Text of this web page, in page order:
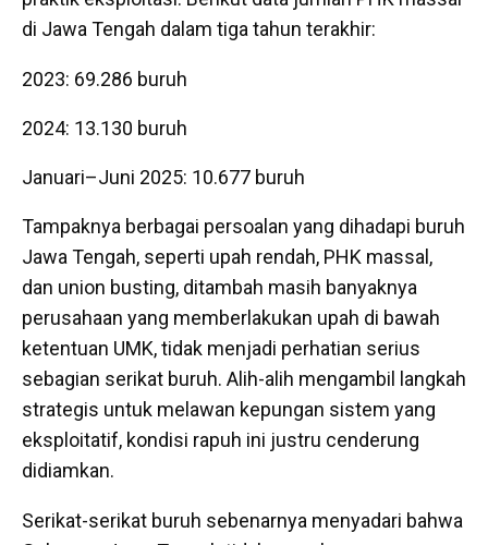
di Jawa Tengah dalam tiga tahun terakhir:
2023: 69.286 buruh
2024: 13.130 buruh
Januari–Juni 2025: 10.677 buruh
Tampaknya berbagai persoalan yang dihadapi buruh
Jawa Tengah, seperti upah rendah, PHK massal,
dan union busting, ditambah masih banyaknya
perusahaan yang memberlakukan upah di bawah
ketentuan UMK, tidak menjadi perhatian serius
sebagian serikat buruh. Alih-alih mengambil langkah
strategis untuk melawan kepungan sistem yang
eksploitatif, kondisi rapuh ini justru cenderung
didiamkan.
Serikat-serikat buruh sebenarnya menyadari bahwa